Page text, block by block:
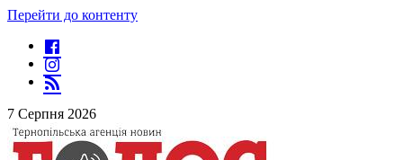
Перейти до контенту
7 Серпня 2026